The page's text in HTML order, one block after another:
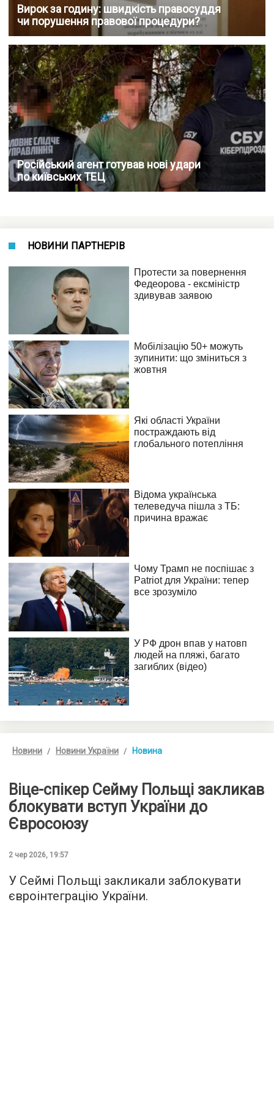
Вирок за годину: швидкість правосуддя
чи порушення правової процедури?
Російський агент готував нові удари
по київських ТЕЦ
НОВИНИ ПАРТНЕРІВ
Новини Новини України Новина
Віце-спікер Сейму Польщі закликав
блокувати вступ України до
Євросоюзу
2 чер 2026, 19:57
У Сеймі Польщі закликали заблокувати
євроінтеграцію України.